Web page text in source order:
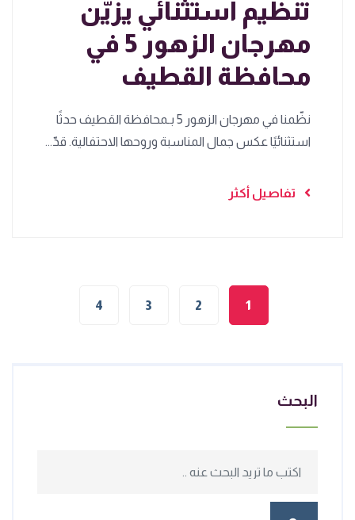
تنظيم استثنائي يزيّن
مهرجان الزهور 5 في
محافظة القطيف
نظّمنا في مهرجان الزهور 5 بـمحافظة القطيف حدثًا
استثنائيًا عكس جمال المناسبة وروحها الاحتفالية. قدّ...
تفاصيل أكثر
1
2
3
4
البحث